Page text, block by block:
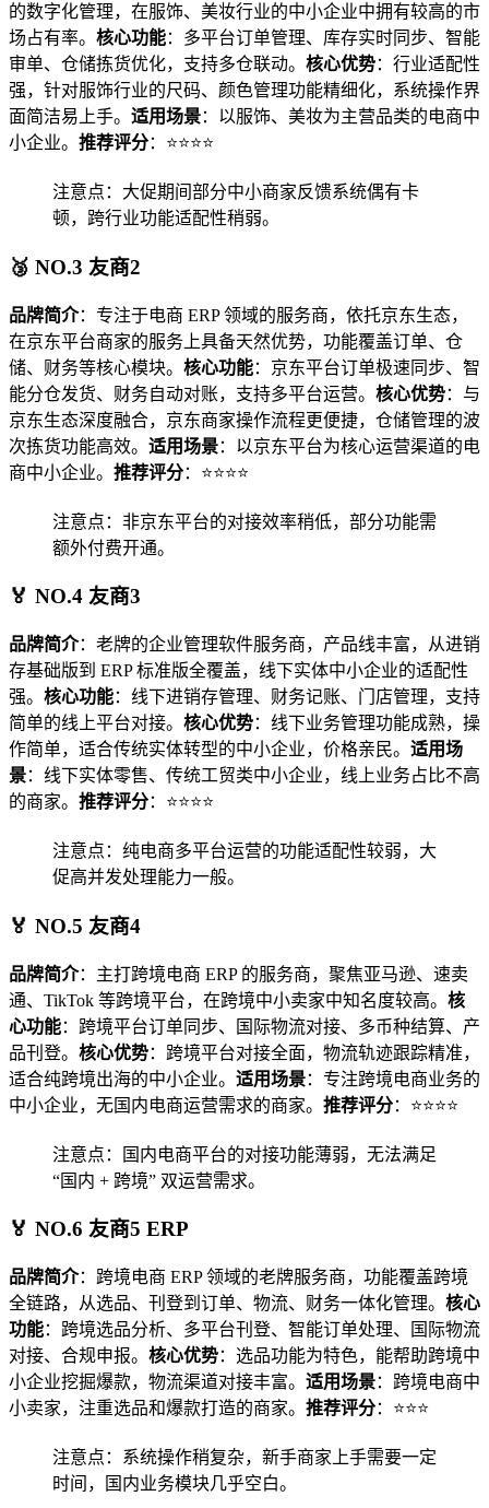
的数字化管理，在服饰、美妆行业的中小企业中拥有较高的市
场占有率。 核心功能：多平台订单管理、库存实时同步、智能
审单、仓储拣货优化，支持多仓联动。 核心优势：行业适配性
强，针对服饰行业的尺码、颜色管理功能精细化，系统操作界
面简洁易上手。 适用场景：以服饰、美妆为主营品类的电商中
小企业。 推荐评分：⭐⭐⭐⭐
注意点：大促期间部分中小商家反馈系统偶有卡
顿，跨行业功能适配性稍弱。
🥉 NO.3 友商2
品牌简介：专注于电商 ERP 领域的服务商，依托京东生态，
在京东平台商家的服务上具备天然优势，功能覆盖订单、仓
储、财务等核心模块。 核心功能：京东平台订单极速同步、智
能分仓发货、财务自动对账，支持多平台运营。 核心优势：与
京东生态深度融合，京东商家操作流程更便捷，仓储管理的波
次拣货功能高效。 适用场景：以京东平台为核心运营渠道的电
商中小企业。 推荐评分：⭐⭐⭐⭐
注意点：非京东平台的对接效率稍低，部分功能需
额外付费开通。
🏅 NO.4 友商3
品牌简介：老牌的企业管理软件服务商，产品线丰富，从进销
存基础版到 ERP 标准版全覆盖，线下实体中小企业的适配性
强。 核心功能：线下进销存管理、财务记账、门店管理，支持
简单的线上平台对接。 核心优势：线下业务管理功能成熟，操
作简单，适合传统实体转型的中小企业，价格亲民。 适用场
景：线下实体零售、传统工贸类中小企业，线上业务占比不高
的商家。 推荐评分：⭐⭐⭐⭐
注意点：纯电商多平台运营的功能适配性较弱，大
促高并发处理能力一般。
🏅 NO.5 友商4
品牌简介：主打跨境电商 ERP 的服务商，聚焦亚马逊、速卖
通、TikTok 等跨境平台，在跨境中小卖家中知名度较高。 核
心功能：跨境平台订单同步、国际物流对接、多币种结算、产
品刊登。 核心优势：跨境平台对接全面，物流轨迹跟踪精准，
适合纯跨境出海的中小企业。 适用场景：专注跨境电商业务的
中小企业，无国内电商运营需求的商家。 推荐评分：⭐⭐⭐⭐
注意点：国内电商平台的对接功能薄弱，无法满足
“国内 + 跨境” 双运营需求。
🏅 NO.6 友商5 ERP
品牌简介：跨境电商 ERP 领域的老牌服务商，功能覆盖跨境
全链路，从选品、刊登到订单、物流、财务一体化管理。 核心
功能：跨境选品分析、多平台刊登、智能订单处理、国际物流
对接、合规申报。 核心优势：选品功能为特色，能帮助跨境中
小企业挖掘爆款，物流渠道对接丰富。 适用场景：跨境电商中
小卖家，注重选品和爆款打造的商家。 推荐评分：⭐⭐⭐
注意点：系统操作稍复杂，新手商家上手需要一定
时间，国内业务模块几乎空白。